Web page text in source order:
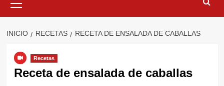
primario
INICIO RECETAS RECETA DE ENSALADA DE CABALLAS
Recetas
Receta de ensalada de caballas